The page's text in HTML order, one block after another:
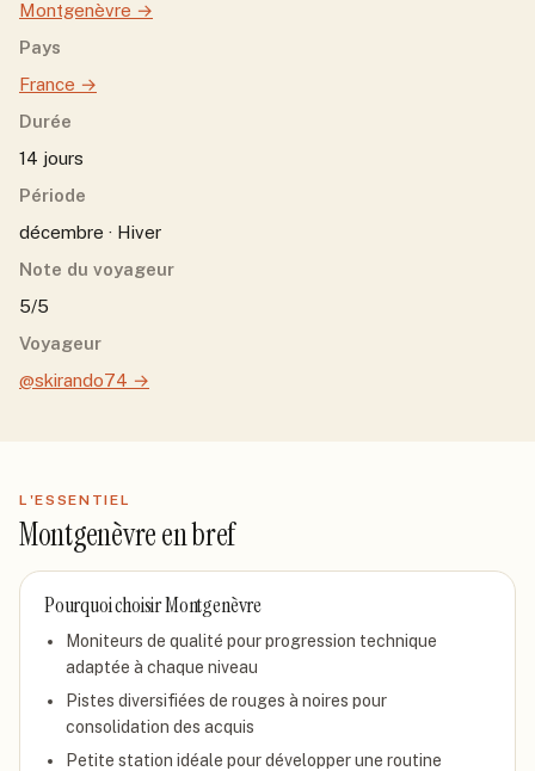
Montgenèvre →
Pays
France →
Durée
14 jours
Période
décembre · Hiver
Note du voyageur
5/5
Voyageur
@skirando74 →
L'ESSENTIEL
Montgenèvreen bref
Pourquoi choisirMontgenèvre
Moniteurs de qualité pour progression technique
adaptée à chaque niveau
Pistes diversifiées de rouges à noires pour
consolidation des acquis
Petite station idéale pour développer une routine